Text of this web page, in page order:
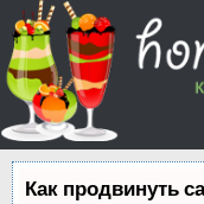
Как продвинуть